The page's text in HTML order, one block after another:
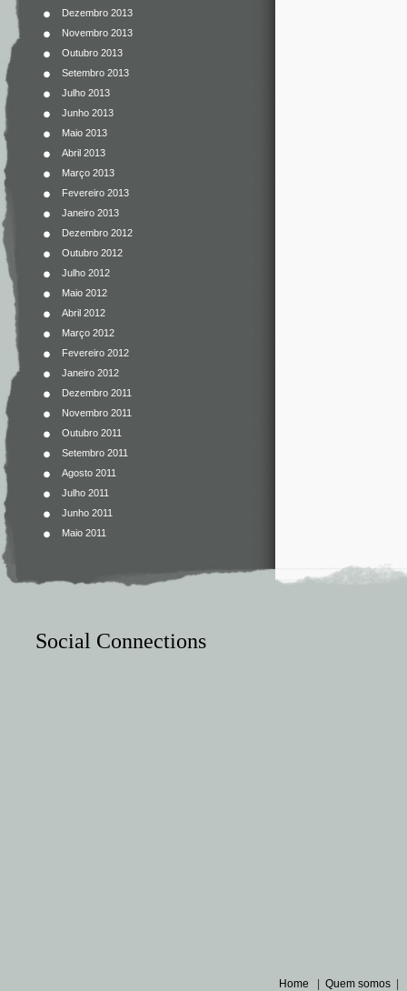
Dezembro 2013
Novembro 2013
Outubro 2013
Setembro 2013
Julho 2013
Junho 2013
Maio 2013
Abril 2013
Março 2013
Fevereiro 2013
Janeiro 2013
Dezembro 2012
Outubro 2012
Julho 2012
Maio 2012
Abril 2012
Março 2012
Fevereiro 2012
Janeiro 2012
Dezembro 2011
Novembro 2011
Outubro 2011
Setembro 2011
Agosto 2011
Julho 2011
Junho 2011
Maio 2011
Social Connections
Home Quem somos